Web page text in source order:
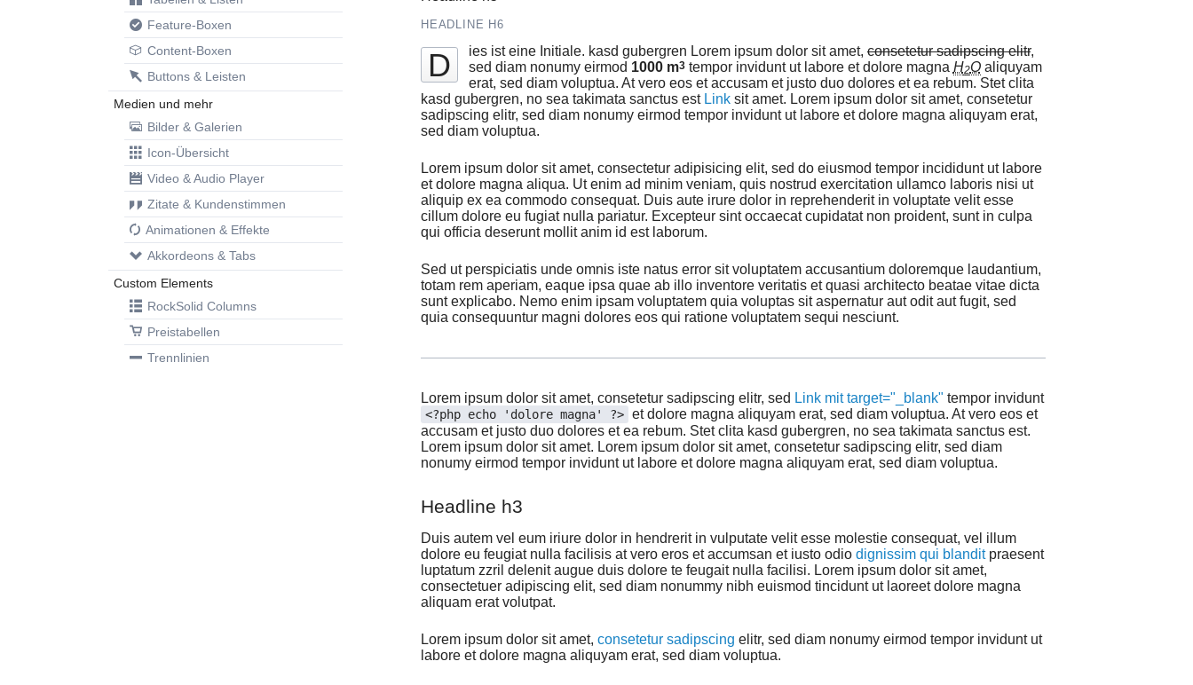
HEADLINE H6
D ies ist eine Initiale. kasd gubergren Lorem ipsum dolor sit amet, consetetur sadipscing elitr,
sed diam nonumy eirmod 1000 m3tempor invidunt ut labore et dolore magna H2Oaliquyam
erat, sed diam voluptua. At vero eos et accusam et justo duo dolores et ea rebum. Stet clita
kasd gubergren, no sea takimata sanctus est Link sit amet. Lorem ipsum dolor sit amet, consetetur
sadipscing elitr, sed diam nonumy eirmod tempor invidunt ut labore et dolore magna aliquyam erat,
sed diam voluptua.
Lorem ipsum dolor sit amet, consectetur adipisicing elit, sed do eiusmod tempor incididunt ut labore
et dolore magna aliqua. Ut enim ad minim veniam, quis nostrud exercitation ullamco laboris nisi ut
aliquip ex ea commodo consequat. Duis aute irure dolor in reprehenderit in voluptate velit esse
cillum dolore eu fugiat nulla pariatur. Excepteur sint occaecat cupidatat non proident, sunt in culpa
qui officia deserunt mollit anim id est laborum.
Sed ut perspiciatis unde omnis iste natus error sit voluptatem accusantium doloremque laudantium,
totam rem aperiam, eaque ipsa quae ab illo inventore veritatis et quasi architecto beatae vitae dicta
sunt explicabo. Nemo enim ipsam voluptatem quia voluptas sit aspernatur aut odit aut fugit, sed
quia consequuntur magni dolores eos qui ratione voluptatem sequi nesciunt.
Lorem ipsum dolor sit amet, consetetur sadipscing elitr, sed Link mit target="_blank" tempor invidunt
<?php echo 'dolore magna' ?> et dolore magna aliquyam erat, sed diam voluptua. At vero eos et
accusam et justo duo dolores et ea rebum. Stet clita kasd gubergren, no sea takimata sanctus est.
Lorem ipsum dolor sit amet. Lorem ipsum dolor sit amet, consetetur sadipscing elitr, sed diam
nonumy eirmod tempor invidunt ut labore et dolore magna aliquyam erat, sed diam voluptua.
Headline h3
Duis autem vel eum iriure dolor in hendrerit in vulputate velit esse molestie consequat, vel illum
dolore eu feugiat nulla facilisis at vero eros et accumsan et iusto odio dignissim qui blanditpraesent
luptatum zzril delenit augue duis dolore te feugait nulla facilisi. Lorem ipsum dolor sit amet,
consectetuer adipiscing elit, sed diam nonummy nibh euismod tincidunt ut laoreet dolore magna
aliquam erat volutpat.
Lorem ipsum dolor sit amet, consetetur sadipscing elitr, sed diam nonumy eirmod tempor invidunt ut
labore et dolore magna aliquyam erat, sed diam voluptua.
Feature-Boxen
Content-Boxen
Buttons & Leisten
Medien und mehr
Bilder & Galerien
Icon-Übersicht
Video & Audio Player
Zitate & Kundenstimmen
Animationen & Effekte
Akkordeons & Tabs
Custom Elements
RockSolid Columns
Preistabellen
Trennlinien